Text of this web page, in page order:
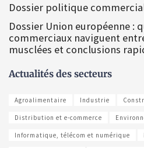
Dossier politique
Dossier Union européenne :
commerciaux naviguent
musclées et conclusions
Actualités des secteurs
Agroalimentaire Industrie
Distribution et e-commerce
Informatique, télécom et numérique